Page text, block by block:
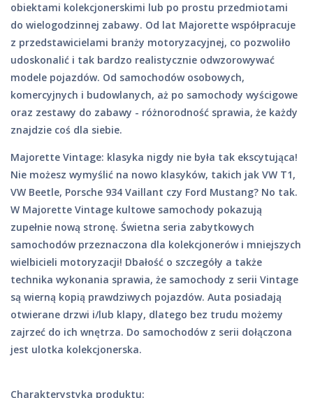
obiektami kolekcjonerskimi lub po prostu przedmiotami
do wielogodzinnej zabawy. Od lat Majorette współpracuje
z przedstawicielami branży motoryzacyjnej, co pozwoliło
udoskonalić i tak bardzo realistycznie odwzorowywać
modele pojazdów. Od samochodów osobowych,
komercyjnych i budowlanych, aż po samochody wyścigowe
oraz zestawy do zabawy - różnorodność sprawia, że każdy
znajdzie coś dla siebie.
Majorette Vintage: klasyka nigdy nie była tak ekscytująca!
Nie możesz wymyślić na nowo klasyków, takich jak VW T1,
VW Beetle, Porsche 934 Vaillant czy Ford Mustang? No tak.
W Majorette Vintage kultowe samochody pokazują
zupełnie nową stronę. Świetna seria zabytkowych
samochodów przeznaczona dla kolekcjonerów i mniejszych
wielbicieli motoryzacji! Dbałość o szczegóły a także
technika wykonania sprawia, że samochody z serii Vintage
są wierną kopią prawdziwych pojazdów. Auta posiadają
otwierane drzwi i/lub klapy, dlatego bez trudu możemy
zajrzeć do ich wnętrza. Do samochodów z serii dołączona
jest ulotka kolekcjonerska.
Charakterystyka produktu: